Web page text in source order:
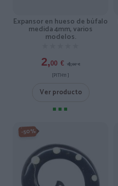
Expansor en hueso de búfalo
medida 4mm, varios
modelos.
2,00 € 4,00 €
[PITH11 ]
Ver producto
-50%